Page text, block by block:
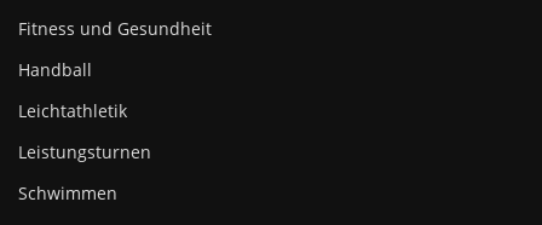
Fitness und Gesundheit
Handball
Leichtathletik
Leistungsturnen
Schwimmen